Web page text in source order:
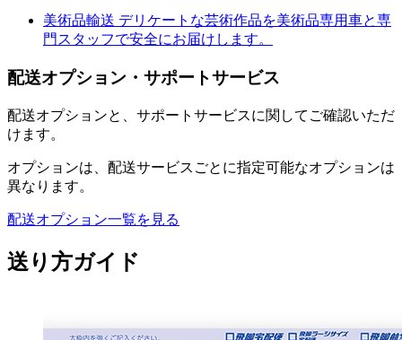
美術品輸送 デリケートな芸術作品を美術品専用車と専
門スタッフで安全にお届けします。
配送オプション・サポートサービス
配送オプションと、サポートサービスに関してご確認いただ
けます。
オプションは、配送サービスごとに指定可能なオプションは
異なります。
配送オプション一覧を見る
送り方ガイド